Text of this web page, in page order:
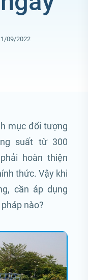
09/2022
mục đối tượng
suất từ 300
hoàn thiện
thức. Vậy khi
cần áp dụng
nào?